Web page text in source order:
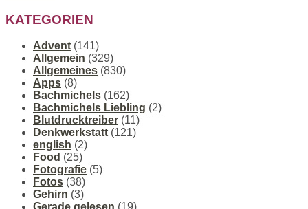
KATEGORIEN
Advent (141)
Allgemein (329)
Allgemeines (830)
Apps (8)
Bachmichels (162)
Bachmichels Liebling (2)
Blutdrucktreiber (11)
Denkwerkstatt (121)
english (2)
Food (25)
Fotografie (5)
Fotos (38)
Gehirn (3)